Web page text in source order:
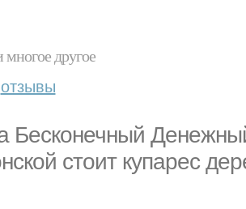
другое
отзывы
Бесконечный
стоит купарес